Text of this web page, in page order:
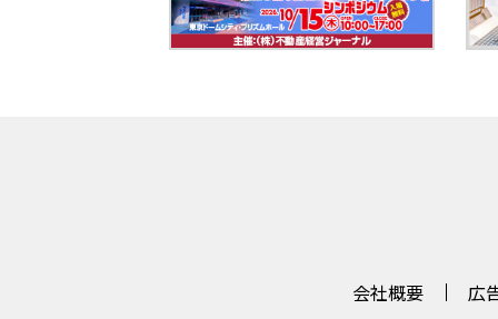
会社概要 広